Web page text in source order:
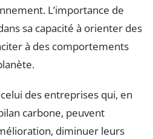
L’importance de
sa capacité à orienter des
à des comportements
des entreprises qui, en
carbone, peuvent
diminuer leurs